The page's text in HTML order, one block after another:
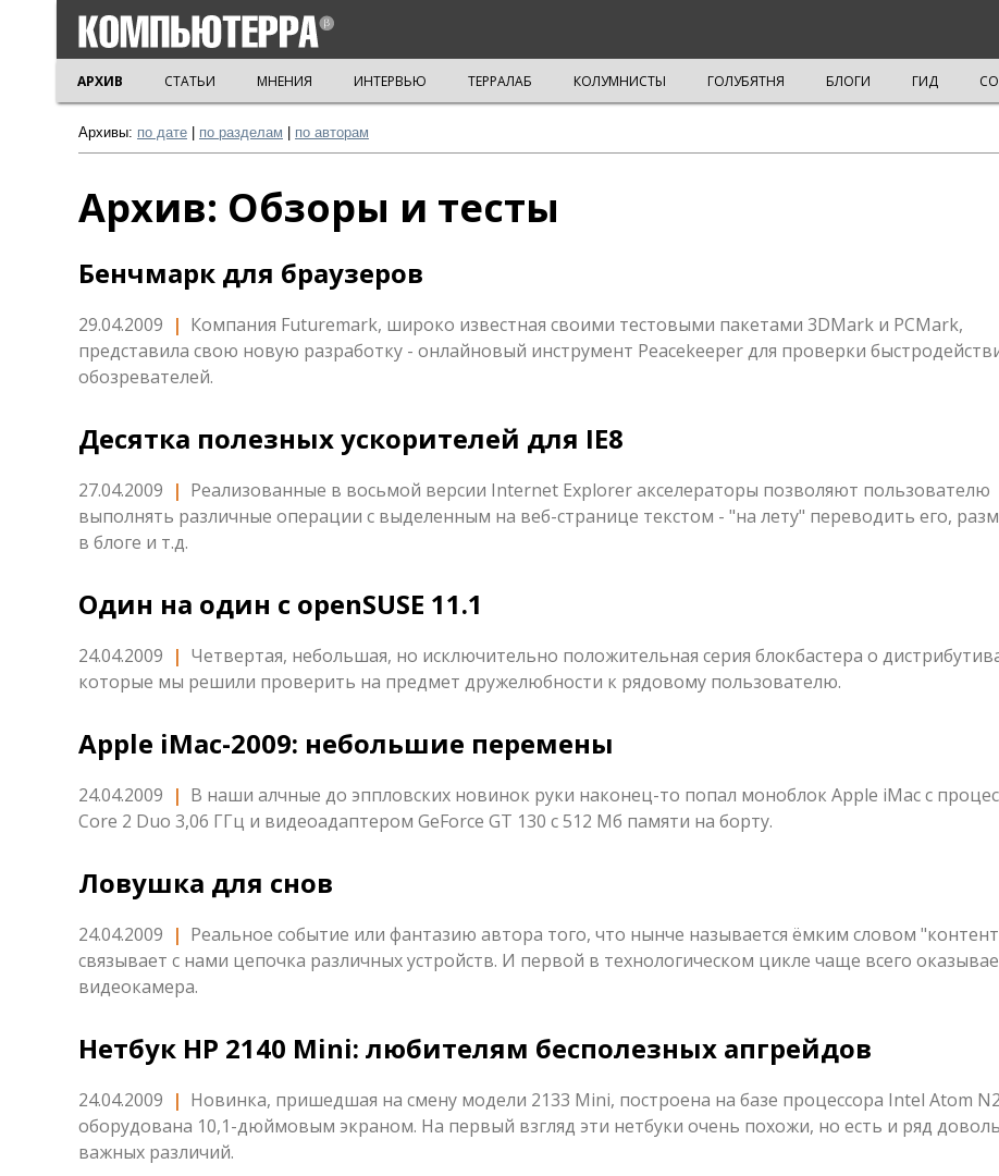
АРХИВ СТАТЬИ МНЕНИЯ ИНТЕРВЬЮ ТЕРРАЛАБ КОЛУМНИСТЫ ГОЛУБЯТНЯ БЛОГИ ГИД
Архивы: по дате по разделам по авторам
Архив: Обзоры и тесты
Бенчмарк для браузеров
29.04.2009 | Компания Futuremark, широко известная своими тестовыми пакетами 3DMark и PCMark,
представила свою новую разработку - онлайновый инструмент Peacekeeper для проверки
обозревателей.
Десятка полезных ускорителей для IE8
27.04.2009 | Реализованные в восьмой версии Internet Explorer акселераторы позволяют пользователю
выполнять различные операции с выделенным на веб-странице текстом - "на лету" переводить его,
в блоге и т.д.
Один на один с openSUSE 11.1
24.04.2009 | Четвертая, небольшая, но исключительно положительная серия блокбастера о
которые мы решили проверить на предмет дружелюбности к рядовому пользователю.
Apple iMac-2009: небольшие перемены
24.04.2009 | В наши алчные до эппловских новинок руки наконец-то попал моноблок Apple iMac с
Core 2 Duo 3,06 ГГц и видеоадаптером GeForce GT 130 с 512 Мб памяти на борту.
Ловушка для снов
24.04.2009 | Реальное событие или фантазию автора того, что нынче называется ёмким словом
связывает с нами цепочка различных устройств. И первой в технологическом цикле чаще всего
видеокамера.
Нетбук HP 2140 Mini: любителям бесполезных апгрейдов
24.04.2009 | Новинка, пришедшая на смену модели 2133 Mini, построена на базе процессора Intel Atom
оборудована 10,1-дюймовым экраном. На первый взгляд эти нетбуки очень похожи, но есть и ряд
важных различий.